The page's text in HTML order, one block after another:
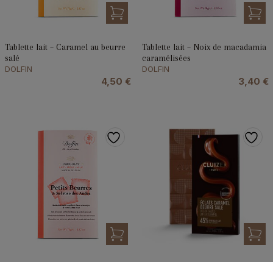
Tablette lait – Caramel au beurre
salé
DOLFIN
4,50 €
Tablette lait – Noix de macadamia
caramélisées
DOLFIN
3,40 €